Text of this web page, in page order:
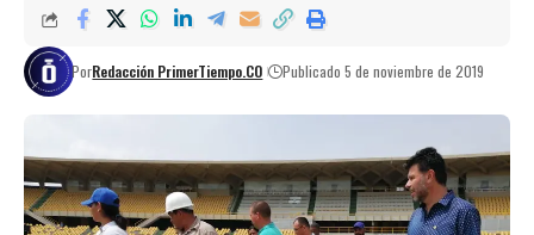
PorRedacción PrimerTiempo.CO Publicado 5 de noviembre de 2019